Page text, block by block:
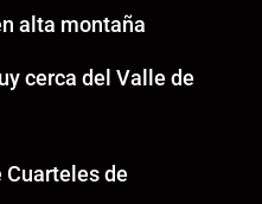
alta montaña
cerca del Valle de
Cuarteles de